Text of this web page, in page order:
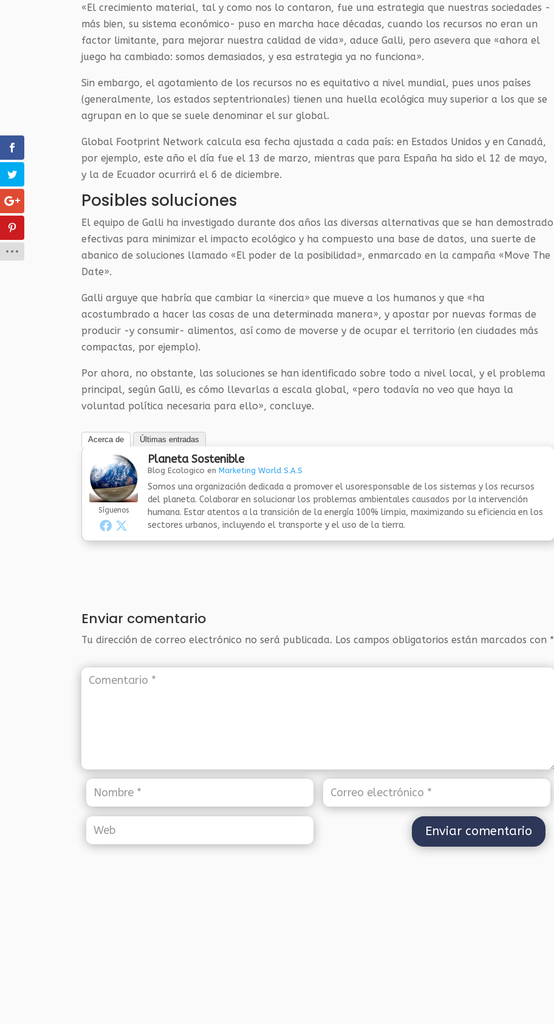
«El crecimiento material, tal y como nos lo contaron, fue una estrategia que nuestras sociedades -
más bien, su sistema económico- puso en marcha hace décadas, cuando los recursos no eran un
factor limitante, para mejorar nuestra calidad de vida», aduce Galli, pero asevera que «ahora el
juego ha cambiado: somos demasiados, y esa estrategia ya no funciona».
Sin embargo, el agotamiento de los recursos no es equitativo a nivel mundial, pues unos países
(generalmente, los estados septentrionales) tienen una huella ecológica muy superior a los que se
agrupan en lo que se suele denominar el sur global.
Global Footprint Network calcula esa fecha ajustada a cada país: en Estados Unidos y en Canadá,
por ejemplo, este año el día fue el 13 de marzo, mientras que para España ha sido el 12 de mayo,
y la de Ecuador ocurrirá el 6 de diciembre.
Posibles soluciones
El equipo de Galli ha investigado durante dos años las diversas alternativas que se han demostrado
efectivas para minimizar el impacto ecológico y ha compuesto una base de datos, una suerte de
abanico de soluciones llamado «El poder de la posibilidad», enmarcado en la campaña «Move The
Date».
Galli arguye que habría que cambiar la «inercia» que mueve a los humanos y que «ha
acostumbrado a hacer las cosas de una determinada manera», y apostar por nuevas formas de
producir -y consumir- alimentos, así como de moverse y de ocupar el territorio (en ciudades más
compactas, por ejemplo).
Por ahora, no obstante, las soluciones se han identificado sobre todo a nivel local, y el problema
principal, según Galli, es cómo llevarlas a escala global, «pero todavía no veo que haya la
voluntad política necesaria para ello», concluye.
Acerca de Últimas entradas
Síguenos
Planeta Sostenible
Blog Ecologico enMarketing World S.A.S
Somos una organización dedicada a promover el usoresponsable de los sistemas y los recursos
del planeta. Colaborar en solucionar los problemas ambientales causados por la intervención
humana. Estar atentos a la transición de la energía 100% limpia, maximizando su eficiencia en los
sectores urbanos, incluyendo el transporte y el uso de la tierra.
Enviar comentario
Tu dirección de correo electrónico no será publicada. Los campos obligatorios están marcados con *